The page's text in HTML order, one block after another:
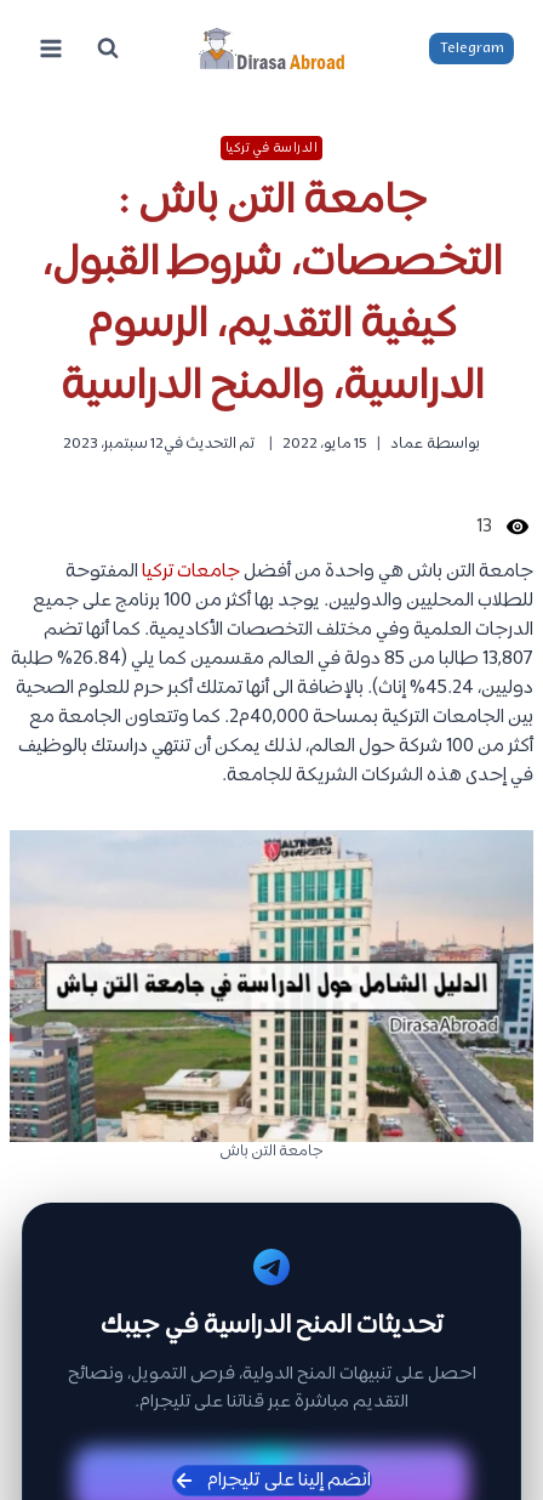
المحتوى
Telegram
الدراسة في تركيا
جامعة التن باش :
التخصصات، شروط القبول،
كيفية التقديم، الرسوم
الدراسية، والمنح الدراسية
بواسطة عماد 15 مايو، 2022 تم التحديث في12 سبتمبر، 2023
13
جامعة التن باش هي واحدة من أفضلجامعات تركياالمفتوحة
للطلاب المحليين والدوليين. يوجد بها أكثر من 100 برنامج على جميع
الدرجات العلمية وفي مختلف التخصصات الأكاديمية. كما أنها تضم
13,807 طالبا من 85 دولة في العالم مقسمين كما يلي (26.84% طلبة
دوليين، 45.24% إناث). بالإضافة الى أنها تمتلك أكبر حرم للعلوم الصحية
بين الجامعات التركية بمساحة 40,000م2. كما وتتعاون الجامعة مع
أكثر من 100 شركة حول العالم، لذلك يمكن أن تنتهي دراستك بالوظيف
في إحدى هذه الشركات الشريكة للجامعة.
جامعة التن باش
تحديثات المنح الدراسية في جيبك
احصل على تنبيهات المنح الدولية، فرص التمويل، ونصائح
التقديم مباشرة عبر قناتنا على تليجرام.
انضم إلينا على تليجرام